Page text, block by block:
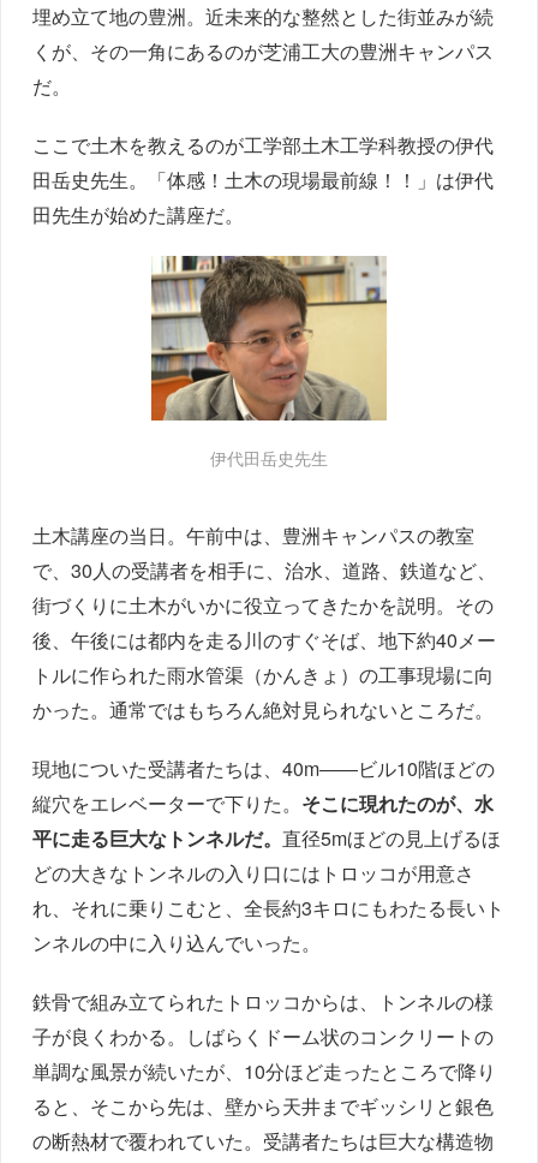
埋め立て地の豊洲。近未来的な整然とした街並みが続
くが、その一角にあるのが芝浦工大の豊洲キャンパス
だ。
ここで土木を教えるのが工学部土木工学科教授の伊代
田岳史先生。「体感！土木の現場最前線！！」は伊代
田先生が始めた講座だ。
伊代田岳史先生
土木講座の当日。午前中は、豊洲キャンパスの教室
で、30人の受講者を相手に、治水、道路、鉄道など、
街づくりに土木がいかに役立ってきたかを説明。その
後、午後には都内を走る川のすぐそば、地下約40メー
トルに作られた雨水管渠（かんきょ）の工事現場に向
かった。通常ではもちろん絶対見られないところだ。
現地についた受講者たちは、40m――ビル10階ほどの
縦穴をエレベーターで下りた。 そこに現れたのが、水
平に走る巨大なトンネルだ。直径5mほどの見上げるほ
どの大きなトンネルの入り口にはトロッコが用意さ
れ、それに乗りこむと、全長約3キロにもわたる長いト
ンネルの中に入り込んでいった。
鉄骨で組み立てられたトロッコからは、トンネルの様
子が良くわかる。しばらくドーム状のコンクリートの
単調な風景が続いたが、10分ほど走ったところで降り
ると、そこから先は、壁から天井までギッシリと銀色
の断熱材で覆われていた。受講者たちは巨大な構造物